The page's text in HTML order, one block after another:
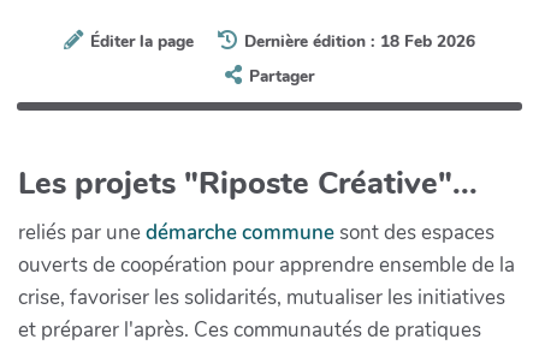
Éditer la page
Dernière édition : 18 Feb 2026
Partager
Les projets "Riposte Créative"...
reliés par unedémarche communesont des espaces
ouverts de coopération pour apprendre ensemble de la
crise, favoriser les solidarités, mutualiser les initiatives
et préparer l'après. Ces communautés de pratiques